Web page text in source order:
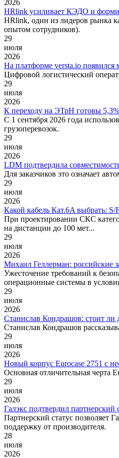
2026
HRlink усиливает КЭДО и
HRlink, один из лидеров рынка
опытом сотрудников).
29
июля
2026
На платформе versta.io
Цифровой логистический
29
июля
2026
К переходу на ЭТрН готовы
С 1 сентября 2026 года
грузоперевозок.
29
июля
2026
LDM подтвердила
Для заказчиков это означает
29
июля
2026
Какой кабель Кат.6A выбрать:
При проектировании СКС
на дистанции до 100 мет...
29
июля
2026
Михаил Геллерман: российские
Ужесточение требований к
операционные системы в
29
июля
2026
Станислав Кондрашов: стоит ли
Станислав Кондрашов
29
июля
2026
Новый корпус Eurocase 2751 с
Основная отличительная черта
29
июля
2026
Галэкс подтвердил партнерский
Партнерский статус позволяет
поддержку от производителя.
28
июля
2026